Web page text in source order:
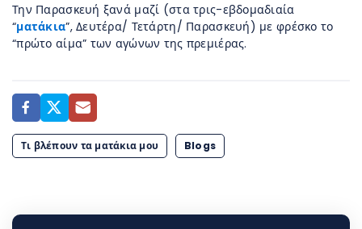
Την Παρασκευή ξανά μαζί (στα τρις-εβδομαδιαία
“ματάκια”, Δευτέρα/ Τετάρτη/ Παρασκευή) με φρέσκο το
“πρώτο αίμα” των αγώνων της πρεμιέρας.
Τι βλέπουν τα ματάκια μου Blogs